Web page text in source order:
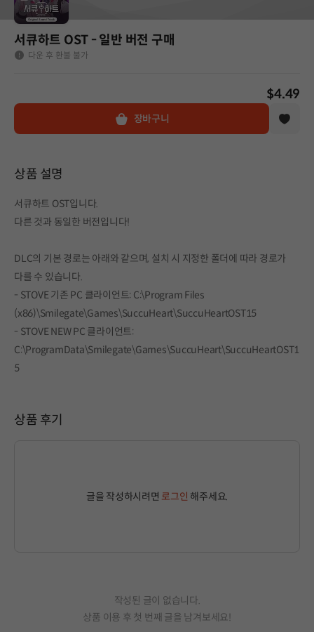
서큐하트 OST - 일반 버전 구매
다운 후 환불 불가
$4.49
장바구니
상품 설명
서큐하트 OST입니다.
다른 것과 동일한 버전입니다!
DLC의 기본 경로는 아래와 같으며, 설치 시 지정한 폴더에 따라 경로가
다를 수 있습니다.
- STOVE 기존 PC 클라이언트: C:\Program Files
(x86)\Smilegate\Games\SuccuHeart\SuccuHeartOST15
- STOVE NEW PC 클라이언트:
C:\ProgramData\Smilegate\Games\SuccuHeart\SuccuHeartOST1
5
상품 후기
글을 작성하시려면 로그인 해주세요.
작성된 글이 없습니다.
상품 이용 후 첫 번째 글을 남겨보세요!